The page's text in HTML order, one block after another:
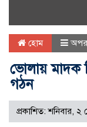
হোম
ভোলায় মাদক
গঠন
প্রকাশিত: শনিবার,